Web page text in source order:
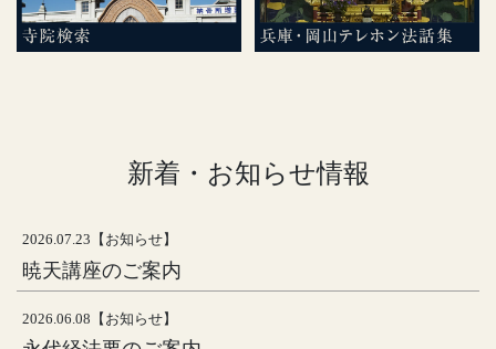
新着・お知らせ情報
2026.07.23【お知らせ】
暁天講座のご案内
2026.06.08【お知らせ】